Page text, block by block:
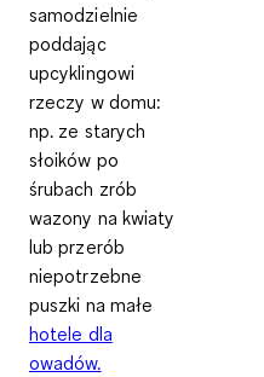
samodzielnie
poddając
upcyklingowi
rzeczy w domu:
np. ze starych
słoików po
śrubach zrób
wazony na kwiaty
lub przerób
niepotrzebne
puszki na małe
hotele dla
owadów.